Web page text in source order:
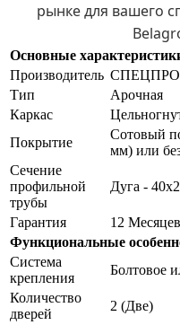
рынке для вашего
Основные
Производитель
Тип
Арочная
Каркас
Покрытие
Сотовый
мм) или
Сечение
профильной
трубы
Дуга -
Гарантия
12 Месяцев
Функциональные
Система
крепления
Болтовое
Количество
дверей
2 (Две)